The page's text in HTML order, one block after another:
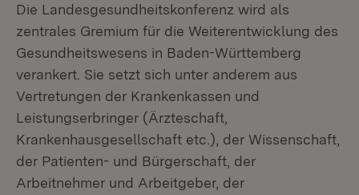
Die Landesgesundheitskonferenz wird als
zentrales Gremium für die Weiterentwicklung des
Gesundheitswesens in Baden-Württemberg
verankert. Sie setzt sich unter anderem aus
Vertretungen der Krankenkassen und
Leistungserbringer (Ärzteschaft,
Krankenhausgesellschaft etc.), der Wissenschaft,
der Patienten- und Bürgerschaft, der
Arbeitnehmer und Arbeitgeber, der